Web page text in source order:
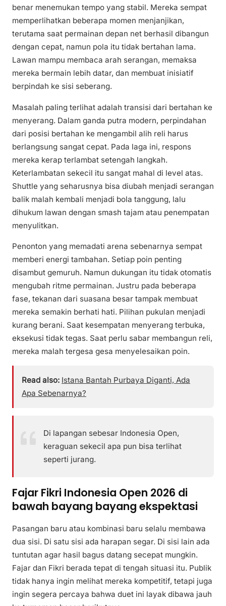
benar menemukan tempo yang stabil. Mereka sempat
memperlihatkan beberapa momen menjanjikan,
terutama saat permainan depan net berhasil dibangun
dengan cepat, namun pola itu tidak bertahan lama.
Lawan mampu membaca arah serangan, memaksa
mereka bermain lebih datar, dan membuat inisiatif
berpindah ke sisi seberang.
Masalah paling terlihat adalah transisi dari bertahan ke
menyerang. Dalam ganda putra modern, perpindahan
dari posisi bertahan ke mengambil alih reli harus
berlangsung sangat cepat. Pada laga ini, respons
mereka kerap terlambat setengah langkah.
Keterlambatan sekecil itu sangat mahal di level atas.
Shuttle yang seharusnya bisa diubah menjadi serangan
balik malah kembali menjadi bola tanggung, lalu
dihukum lawan dengan smash tajam atau penempatan
menyulitkan.
Penonton yang memadati arena sebenarnya sempat
memberi energi tambahan. Setiap poin penting
disambut gemuruh. Namun dukungan itu tidak otomatis
mengubah ritme permainan. Justru pada beberapa
fase, tekanan dari suasana besar tampak membuat
mereka semakin berhati hati. Pilihan pukulan menjadi
kurang berani. Saat kesempatan menyerang terbuka,
eksekusi tidak tegas. Saat perlu sabar membangun reli,
mereka malah tergesa gesa menyelesaikan poin.
Read also: Istana Bantah Purbaya Diganti, Ada
Apa Sebenarnya?
Di lapangan sebesar Indonesia Open,
keraguan sekecil apa pun bisa terlihat
seperti jurang.
Fajar Fikri Indonesia Open 2026 di
bawah bayang bayang ekspektasi
Pasangan baru atau kombinasi baru selalu membawa
dua sisi. Di satu sisi ada harapan segar. Di sisi lain ada
tuntutan agar hasil bagus datang secepat mungkin.
Fajar dan Fikri berada tepat di tengah situasi itu. Publik
tidak hanya ingin melihat mereka kompetitif, tetapi juga
ingin segera percaya bahwa duet ini layak dibawa jauh